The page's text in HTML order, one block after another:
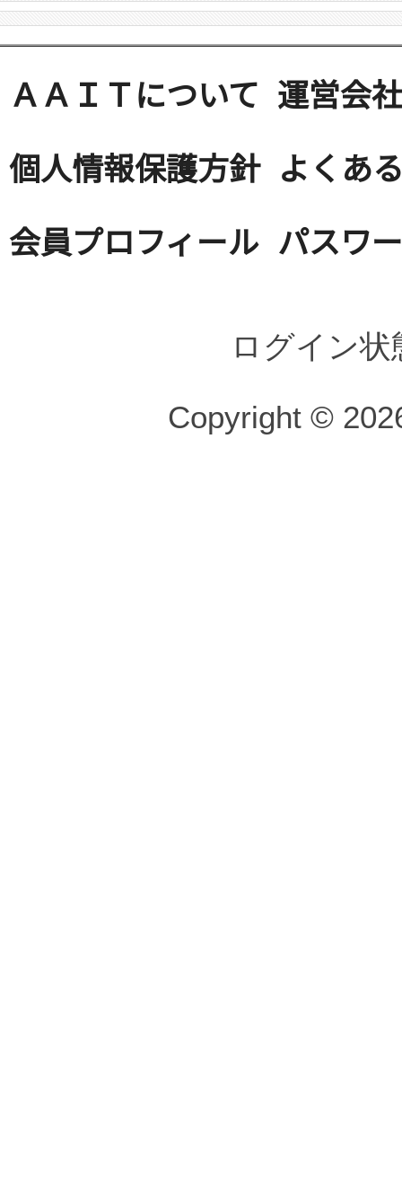
ＡＡＩＴについて 運営会社
個人情報保護方針 よくあ
会員プロフィール パスワ
ログイン
Copyright ©